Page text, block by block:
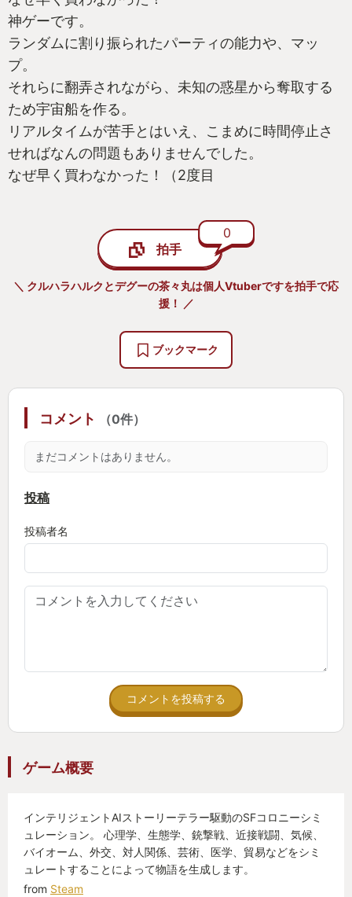
神ゲーです。
ランダムに割り振られたパーティの能力や、マッ
プ。
それらに翻弄されながら、未知の惑星から奪取する
ため宇宙船を作る。
リアルタイムが苦手とはいえ、こまめに時間停止さ
せればなんの問題もありませんでした。
なぜ早く買わなかった！（2度目
拍手
0
＼ クルハラハルクとデグーの茶々丸は個人Vtuberですを拍手で応
援！ ／
ブックマーク
コメント （0件）
まだコメントはありません。
投稿
投稿者名
コメントを投稿する
ゲーム概要
インテリジェントAIストーリーテラー駆動のSFコロニーシミ
ュレーション。 心理学、生態学、銃撃戦、近接戦闘、気候、
バイオーム、外交、対人関係、芸術、医学、貿易などをシミ
ュレートすることによって物語を生成します。
from Steam